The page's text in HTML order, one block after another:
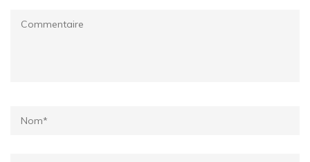
Commentaire
Name*